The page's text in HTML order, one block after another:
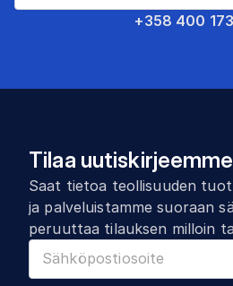
+358 400
Tilaa uutiskirjeemme
Saat tietoa teollisuuden
ja palveluistamme suoraan
peruuttaa tilauksen milloin